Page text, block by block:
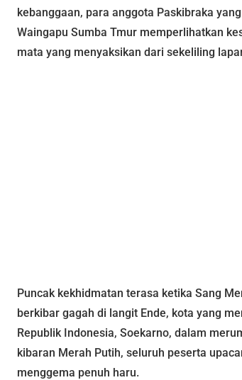
kebanggaan, para anggota Paskibraka
Waingapu Sumba Tmur memperlihatkan
mata yang menyaksikan dari sekeliling
Puncak kekhidmatan terasa ketika Sang
berkibar gagah di langit Ende, kota yang
Republik Indonesia, Soekarno, dalam
kibaran Merah Putih, seluruh peserta
menggema penuh haru.